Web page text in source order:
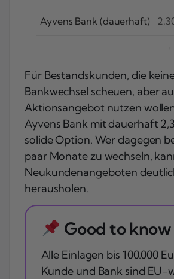
Ayvens Bank (dauerhaft)
Für Bestandskunden, die
Bankwechsel scheuen, aber
Aktionsangebot nutzen
Ayvens Bank mit dauerhaft
solide Option. Wer dagegen
paar Monate zu wechseln,
Neukundenangeboten
herausholen.
Good to know
Alle Einlagen bis 100.000
Kunde und Bank sind EU-